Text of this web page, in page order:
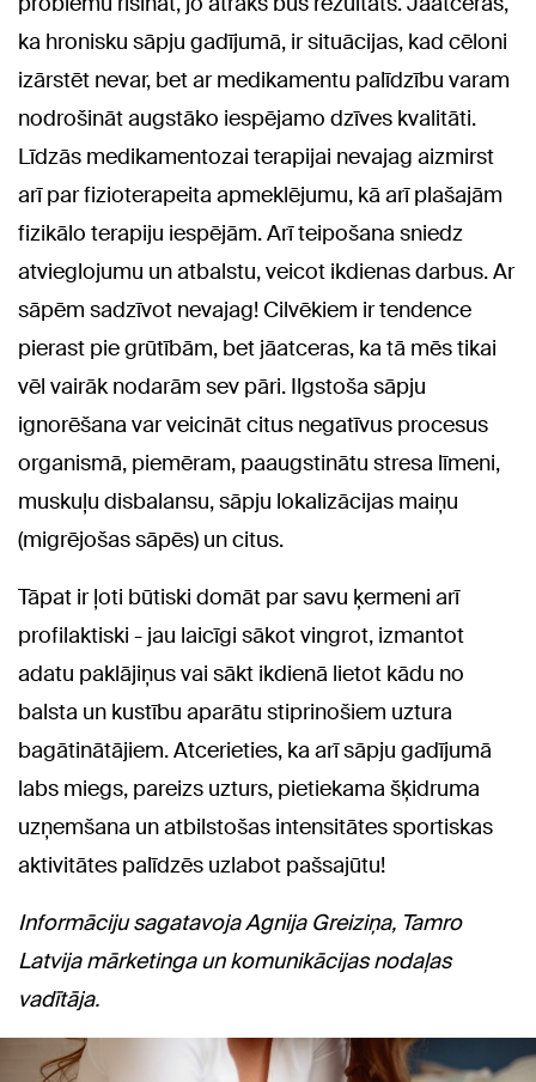
ka hronisku sāpju gadījumā, ir situācijas, kad cēloni
izārstēt nevar, bet ar medikamentu palīdzību varam
nodrošināt augstāko iespējamo dzīves kvalitāti.
Līdzās medikamentozai terapijai nevajag aizmirst
arī par fizioterapeita apmeklējumu, kā arī plašajām
fizikālo terapiju iespējām. Arī teipošana sniedz
atvieglojumu un atbalstu, veicot ikdienas darbus. Ar
sāpēm sadzīvot nevajag! Cilvēkiem ir tendence
pierast pie grūtībām, bet jāatceras, ka tā mēs tikai
vēl vairāk nodarām sev pāri. Ilgstoša sāpju
ignorēšana var veicināt citus negatīvus procesus
organismā, piemēram, paaugstinātu stresa līmeni,
muskuļu disbalansu, sāpju lokalizācijas maiņu
(migrējošas sāpēs) un citus.
Tāpat ir ļoti būtiski domāt par savu ķermeni arī
profilaktiski - jau laicīgi sākot vingrot, izmantot
adatu paklājiņus vai sākt ikdienā lietot kādu no
balsta un kustību aparātu stiprinošiem uztura
bagātinātājiem. Atcerieties, ka arī sāpju gadījumā
labs miegs, pareizs uzturs, pietiekama šķidruma
uzņemšana un atbilstošas intensitātes sportiskas
aktivitātes palīdzēs uzlabot pašsajūtu!
Informāciju sagatavoja Agnija Greiziņa, Tamro
Latvija mārketinga un komunikācijas nodaļas
vadītāja.